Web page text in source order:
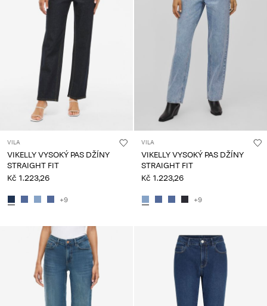
VILA
VIKELLY VYSOKÝ PAS DŽÍNY
STRAIGHT FIT
Kč 1.223,26
+9
VILA
VIKELLY VYSOKÝ PAS DŽÍNY
STRAIGHT FIT
Kč 1.223,26
+9